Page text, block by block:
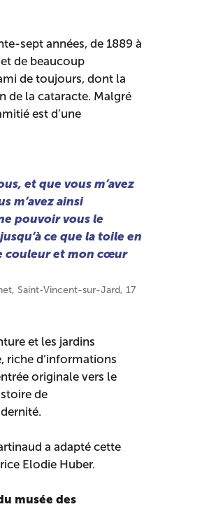
sept années, de 1889 à
de beaucoup
de toujours, dont la
de la cataracte. Malgré
est d’une
et que vous m’avez
m’avez ainsi
pouvoir vous le
ce que la toile en
couleur et mon cœur
Saint-Vincent-sur-Jard, 17
et les jardins
riche d’informations
originale vers le
de
a adapté cette
Elodie Huber.
musée des